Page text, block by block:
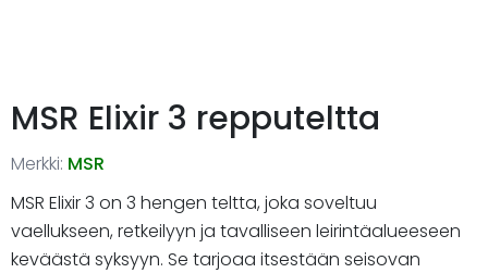
MSR Elixir 3 repputeltta
Merkki: MSR
MSR Elixir 3 on 3 hengen teltta, joka soveltuu
vaellukseen, retkeilyyn ja tavalliseen leirintäalueeseen
keväästä syksyyn. Se tarjoaa itsestään seisovan